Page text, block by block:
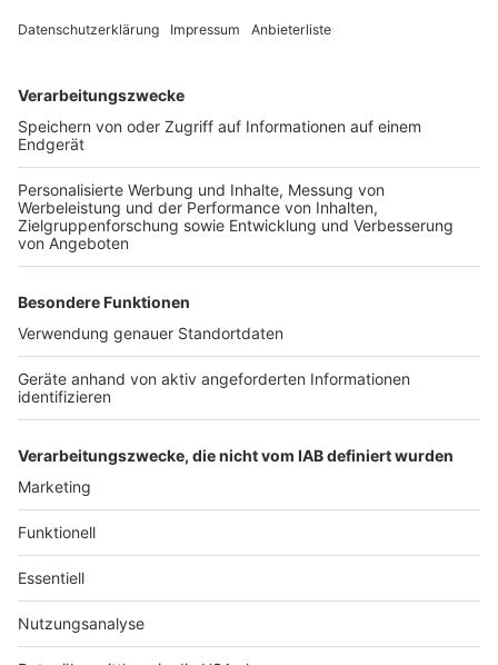
verbessert, aber die Autofahrer auch automatisch
die Überwege: sie werden neu angelegt und
barrierefrei gestaltet. Auch die Straßenbeleuchtung
wird angepasst. Und der Kreisel soll auch optisch mehr
die Stadt die Bereiche am Außenkreisel künftig als
Grünflächen an. Die Arbeiten dauern voraussichtlich bis
Anfang August. In dieser Zeit muss der
ist die Hubertusstraße nur bis zum Kreisel befahrbar.
Auch auf dem Mühlenweg müssen Autofahrer mit
Behinderungen rechnen: die Achse durch den
Kreisverkehr ist halbseitig gesperrt und eine Ampel
regelt den Verkehr. Nach Angaben der Stadt ist eine
Umleitung ausgeschildert.
Anzeige
Anzeige